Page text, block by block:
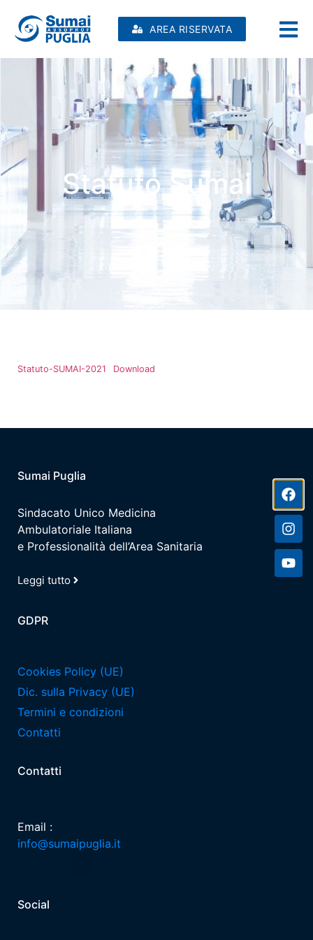
AREA RISERVATA
Statuto Sumai
Statuto-SUMAI-2021 Download
Sumai Puglia
Sindacato Unico Medicina
Ambulatoriale Italiana
e Professionalità dell’Area Sanitaria
Leggi tutto
GDPR
Cookies Policy (UE)
Dic. sulla Privacy (UE)
Termini e condizioni
Contatti
Contatti
Email :
info@sumaipuglia.it
Social